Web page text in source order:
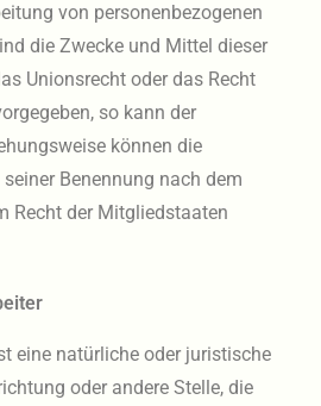
von personenbezogenen
die Zwecke und Mittel dieser
Unionsrecht oder das Recht
so kann der
können die
Benennung nach dem
Recht der Mitgliedstaaten
eine natürliche oder juristische
oder andere Stelle, die